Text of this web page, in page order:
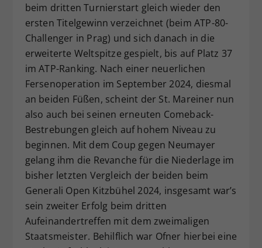
beim dritten Turnierstart gleich wieder den
ersten Titelgewinn verzeichnet (beim ATP-80-
Challenger in Prag) und sich danach in die
erweiterte Weltspitze gespielt, bis auf Platz 37
im ATP-Ranking. Nach einer neuerlichen
Fersenoperation im September 2024, diesmal
an beiden Füßen, scheint der St. Mareiner nun
also auch bei seinen erneuten Comeback-
Bestrebungen gleich auf hohem Niveau zu
beginnen. Mit dem Coup gegen Neumayer
gelang ihm die Revanche für die Niederlage im
bisher letzten Vergleich der beiden beim
Generali Open Kitzbühel 2024, insgesamt war’s
sein zweiter Erfolg beim dritten
Aufeinandertreffen mit dem zweimaligen
Staatsmeister. Behilflich war Ofner hierbei eine